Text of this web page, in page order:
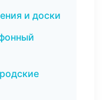
и доски